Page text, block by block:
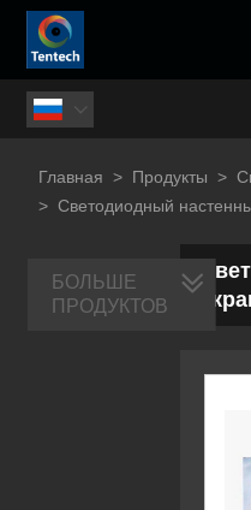

Главная > Продукты >
> Светодиодный
БОЛЬШЕ
ПРОДУКТОВ